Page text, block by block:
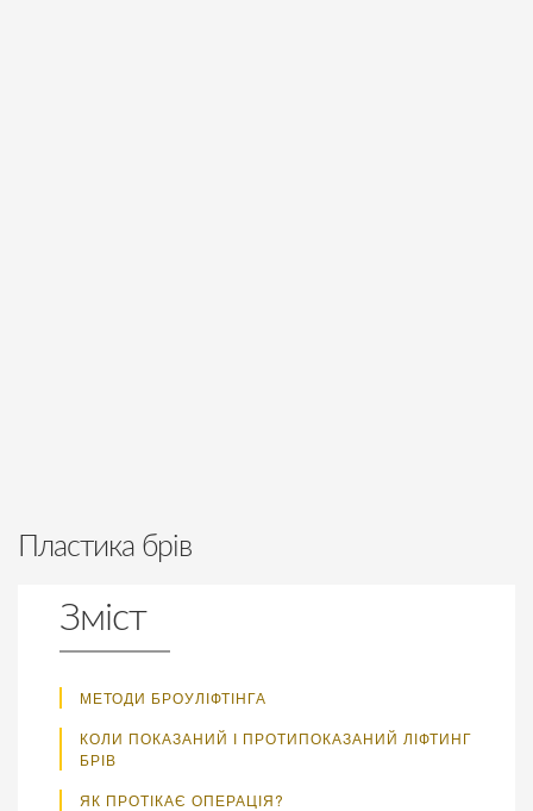
Пластика брів
Зміст
МЕТОДИ БРОУЛІФТІНГА
КОЛИ ПОКАЗАНИЙ І ПРОТИПОКАЗАНИЙ ЛІФТИНГ
БРІВ
ЯК ПРОТІКАЄ ОПЕРАЦІЯ?